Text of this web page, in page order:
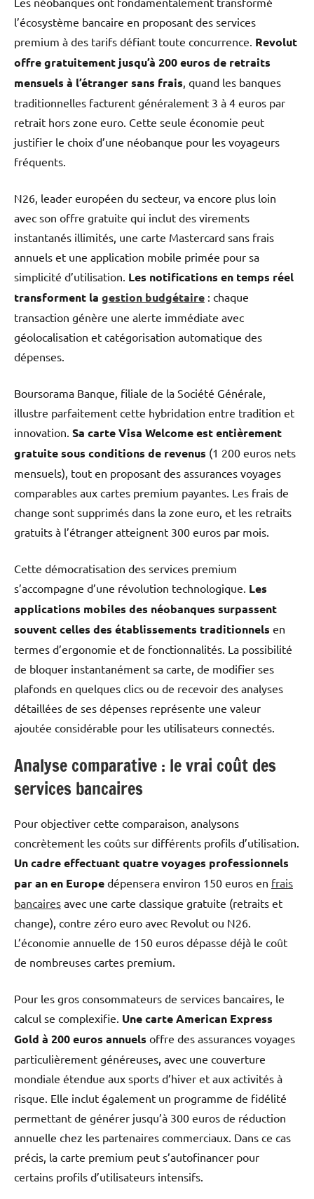
l’écosystème bancaire en proposant des services
premium à des tarifs défiant toute concurrence. Revolut
offre gratuitement jusqu’à 200 euros de retraits
mensuels à l’étranger sans frais , quand les banques
traditionnelles facturent généralement 3 à 4 euros par
retrait hors zone euro. Cette seule économie peut
justifier le choix d’une néobanque pour les voyageurs
fréquents.
N26, leader européen du secteur, va encore plus loin
avec son offre gratuite qui inclut des virements
instantanés illimités, une carte Mastercard sans frais
annuels et une application mobile primée pour sa
simplicité d’utilisation. Les notifications en temps réel
transforment la gestion budgétaire : chaque
transaction génère une alerte immédiate avec
géolocalisation et catégorisation automatique des
dépenses.
Boursorama Banque, filiale de la Société Générale,
illustre parfaitement cette hybridation entre tradition et
innovation. Sa carte Visa Welcome est entièrement
gratuite sous conditions de revenus (1 200 euros nets
mensuels), tout en proposant des assurances voyages
comparables aux cartes premium payantes. Les frais de
change sont supprimés dans la zone euro, et les retraits
gratuits à l’étranger atteignent 300 euros par mois.
Cette démocratisation des services premium
s’accompagne d’une révolution technologique. Les
applications mobiles des néobanques surpassent
souvent celles des établissements traditionnels en
termes d’ergonomie et de fonctionnalités. La possibilité
de bloquer instantanément sa carte, de modifier ses
plafonds en quelques clics ou de recevoir des analyses
détaillées de ses dépenses représente une valeur
ajoutée considérable pour les utilisateurs connectés.
Analyse comparative : le vrai coût des
services bancaires
Pour objectiver cette comparaison, analysons
concrètement les coûts sur différents profils d’utilisation.
Un cadre effectuant quatre voyages professionnels
par an en Europe dépensera environ 150 euros en frais
bancaires avec une carte classique gratuite (retraits et
change), contre zéro euro avec Revolut ou N26.
L’économie annuelle de 150 euros dépasse déjà le coût
de nombreuses cartes premium.
Pour les gros consommateurs de services bancaires, le
calcul se complexifie. Une carte American Express
Gold à 200 euros annuels offre des assurances voyages
particulièrement généreuses, avec une couverture
mondiale étendue aux sports d’hiver et aux activités à
risque. Elle inclut également un programme de fidélité
permettant de générer jusqu’à 300 euros de réduction
annuelle chez les partenaires commerciaux. Dans ce cas
précis, la carte premium peut s’autofinancer pour
certains profils d’utilisateurs intensifs.